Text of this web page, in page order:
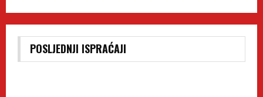
POSLJEDNJI ISPRAĆAJI